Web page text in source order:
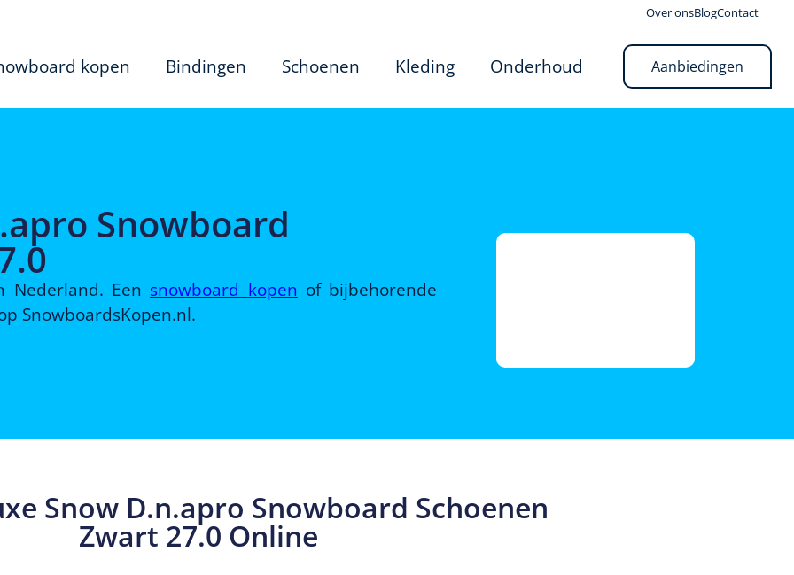
Over onsBlogContact
kopen Bindingen Schoenen Kleding Onderhoud Aanbiedingen
Snowboard
Nederland. Een snowboard kopen of bijbehorende
SnowboardsKopen.nl.
Snow D.n.apro Snowboard Schoenen
Zwart 27.0 Online